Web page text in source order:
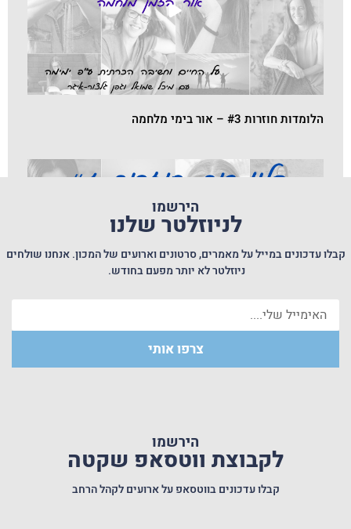
הלומדות חוזרות #3 – אור בימי מלחמה
הירשמו
לניוזלטר שלנו
קבלו עדכונים במייל על מאמרים, סרטונים וארועים של המכון. אנחנו שולחים
ניוזלטר לא יותר מפעם בחודש.
צרפו אותי
הירשמו
לקבוצת ווטסאפ שקטה
קבלו עדכונים בווטסאפ על ארועים לקהל הרחב